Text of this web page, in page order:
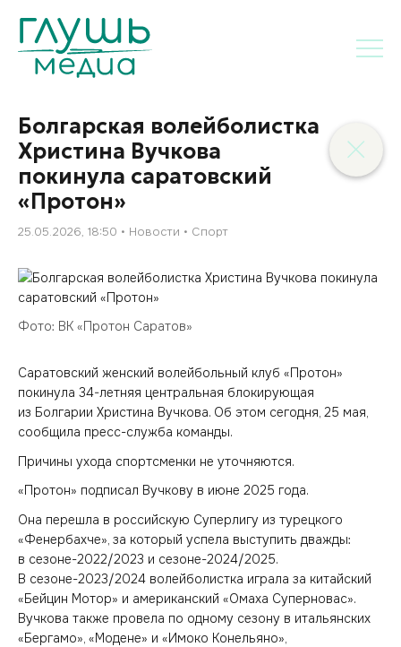
Болгарская волейболистка
Христина Вучкова
покинула саратовский
«Протон»
25.05.2026, 18:50 Новости Спорт
Фото: ВК «Протон Саратов»
Саратовский женский волейбольный клуб «Протон»
покинула 34-летняя центральная блокирующая
из Болгарии Христина Вучкова. Об этом сегодня, 25 мая,
сообщила пресс-служба команды.
Причины ухода спортсменки не уточняются.
«Протон» подписал Вучкову в июне 2025 года.
Она перешла в российскую Суперлигу из турецкого
«Фенербахче», за который успела выступить дважды:
в сезоне-2022/2023 и сезоне-2024/2025.
В сезоне-2023/2024 волейболистка играла за китайский
«Бейцин Мотор» и американский «Омаха Суперновас».
Вучкова также провела по одному сезону в итальянских
«Бергамо», «Модене» и «Имоко Конельяно»,